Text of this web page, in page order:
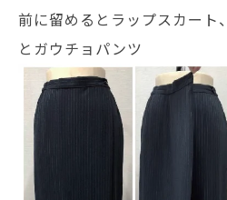
前に留めるとラップスカート
とガウチョパンツ